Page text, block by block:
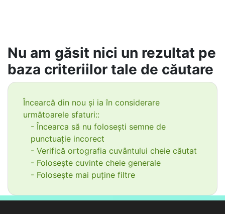
Nu am găsit nici un rezultat pe
baza criteriilor tale de căutare
Încearcă din nou și ia în considerare
următoarele sfaturi::
- Încearca să nu folosești semne de
punctuație incorect
- Verifică ortografia cuvântului cheie căutat
- Folosește cuvinte cheie generale
- Folosește mai puține filtre